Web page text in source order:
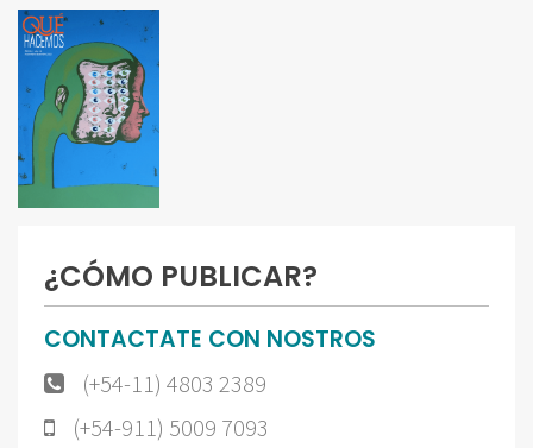
¿CÓMO PUBLICAR?
CONTACTATE CON NOSTROS
(+54-11) 4803 2389
(+54-911) 5009 7093